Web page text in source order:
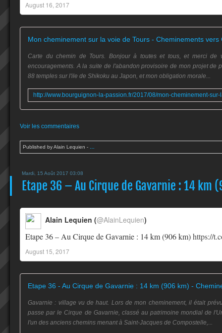
August 16, 2017
Mon cheminement sur la voie de Tours - Cheminements vers
Carte du chemin de Tours. Bonjour à toutes et tous, et merci de
encouragements. A la suite de l'abandon provisoire de mon projet de
88 temples sur l'ile de Shikoku au Japon, et mon obligation morale...
Voir les commentaires
Published by Alain Lequien -
Mardi, 15 Août 2017 03:08
Etape 36 – Au Cirque de Gavarnie : 14 km
Etape 36 – Au Cirque de Gavarnie : 14 km (906 km)https://
Alain Lequien (@AlainLequien)
August 15, 2017
Gavarnie : village vu de haut. Lors de mon cheminement, il était
passe par le Cirque de Gavarnie, classé au patrimoine mondial de
l'un des anciens chemins menant à Saint-Jacques de Compostelle,...